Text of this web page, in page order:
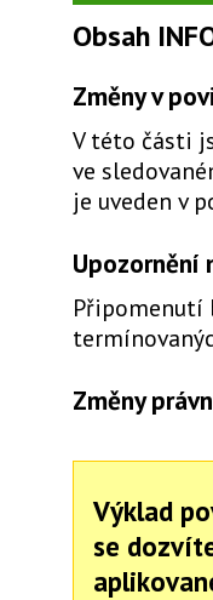
Obsah
Změny v
V této části
ve
je uveden v
Upozornění
Připomenutí
Změny
Výklad
se